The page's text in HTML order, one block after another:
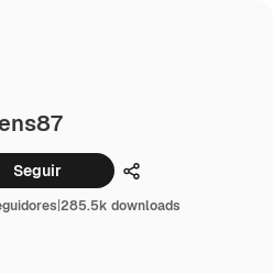
Seguir Compartilhar
|285.5k downloads